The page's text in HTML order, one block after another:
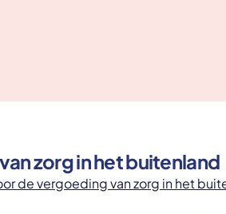
zorg in het buitenland
de vergoeding van zorg in het